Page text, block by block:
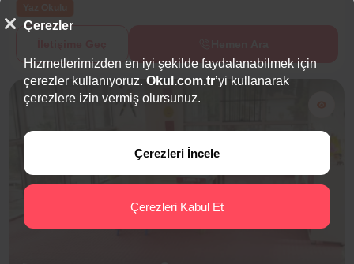
Çerezler
Hizmetlerimizden en iyi şekilde faydalanabilmek için
çerezler kullanıyoruz. Okul.com.tr’yi kullanarak
çerezlere izin vermiş olursunuz.
Çerezleri İncele
Çerezleri Kabul Et